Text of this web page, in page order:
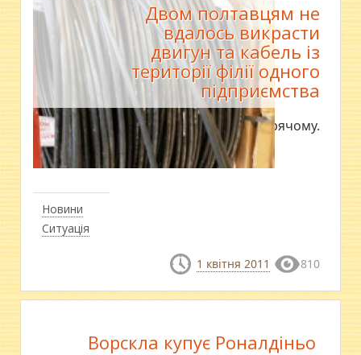
Новини
Ситуація
Двом полтавцям не
вдалось викрасти
двигун та кабель із
території філії одного
підприємства
Їх спіймали на гарячому.
1 квітня 2011 810
Ворскла купує Роналдіньо